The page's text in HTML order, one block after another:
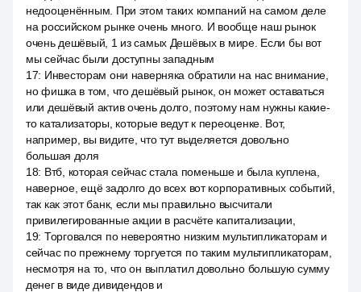
недооценённым. При этом таких компаний на самом деле
на российском рынке очень много. И вообще наш рынок
очень дешёвый, 1 из самых Дешёвых в мире. Если бы вот
мы сейчас были доступны западным
17: Инвесторам они наверняка обратили на нас внимание,
но фишка в том, что дешёвый рынок, он может оставаться
или дешёвый актив очень долго, поэтому нам нужны какие-
то катализаторы, которые ведут к переоценке. Вот,
например, вы видите, что тут выделяется довольно
большая доля
18: Втб, которая сейчас стала поменьше и была куплена,
наверное, ещё задолго до всех вот корпоративных событий,
так как этот банк, если мы правильно высчитали
привилегированные акции в расчёте капитализации,
19: Торговался по невероятно низким мультипликаторам и
сейчас по прежнему торгуется по таким мультипликаторам,
несмотря на то, что он выплатил довольно большую сумму
денег в виде дивидендов и